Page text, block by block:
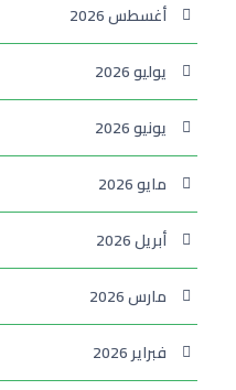
أغسطس 2026
يوليو 2026
يونيو 2026
مايو 2026
أبريل 2026
مارس 2026
فبراير 2026